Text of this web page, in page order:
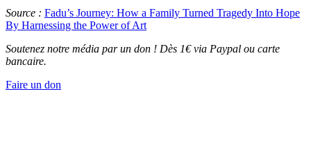
Source : Fadu’s Journey: How a Family Turned Tragedy Into Hope
By Harnessing the Power of Art
Soutenez notre média par un don ! Dès 1€ via Paypal ou carte
bancaire.
Faire un don